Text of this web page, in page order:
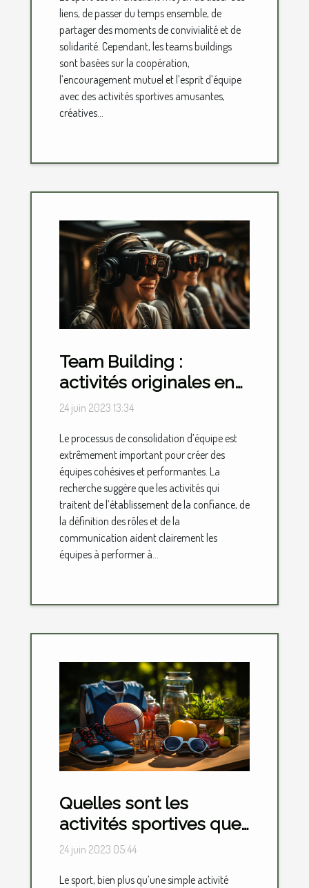
liens, de passer du temps ensemble, de
partager des moments de convivialité et de
solidarité. Cependant, les teams buildings
sont basées sur la coopération,
l’encouragement mutuel et l’esprit d’équipe
avec des activités sportives amusantes,
créatives...
Team Building :
activités originales en
présentiel et en virtuel
24 juin 2023 13:34
Le processus de consolidation d’équipe est
extrêmement important pour créer des
équipes cohésives et performantes. La
recherche suggère que les activités qui
traitent de l’établissement de la confiance, de
la définition des rôles et de la
communication aident clairement les
équipes à performer à...
Quelles sont les
activités sportives que
vous pouvez faire pour
24 juin 2023 05:44
Le sport, bien plus qu’une simple activité